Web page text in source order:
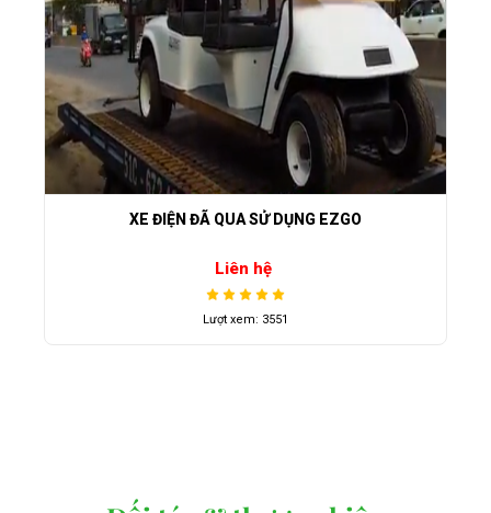
XE ĐIỆN ĐÃ QUA SỬ DỤNG EZGO
Liên hệ
Lượt xem: 3551